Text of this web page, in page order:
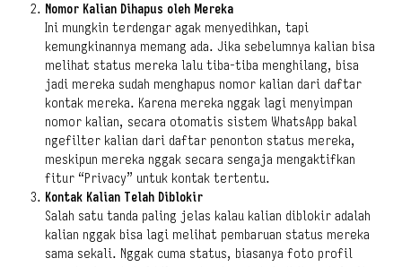
Nomor Kalian Dihapus oleh Mereka
Ini mungkin terdengar agak menyedihkan, tapi
kemungkinannya memang ada. Jika sebelumnya kalian bisa
melihat status mereka lalu tiba-tiba menghilang, bisa
jadi mereka sudah menghapus nomor kalian dari daftar
kontak mereka. Karena mereka nggak lagi menyimpan
nomor kalian, secara otomatis sistem WhatsApp bakal
ngefilter kalian dari daftar penonton status mereka,
meskipun mereka nggak secara sengaja mengaktifkan
fitur “Privacy” untuk kontak tertentu.
Kontak Kalian Telah Diblokir
Salah satu tanda paling jelas kalau kalian diblokir adalah
kalian nggak bisa lagi melihat pembaruan status mereka
sama sekali. Nggak cuma status, biasanya foto profil